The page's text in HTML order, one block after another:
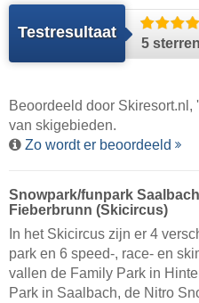
Testresultaat
5
Beoordeeld door Skiresort.nl ,
van skigebieden.
Zo wordt er beoordeeld
Snowpark/funpark
Fieberbrunn (Skicircus)
In het Skicircus zijn er 4
park en 6 speed-, race- en
vallen de Family Park in
Park in Saalbach, de Nitro